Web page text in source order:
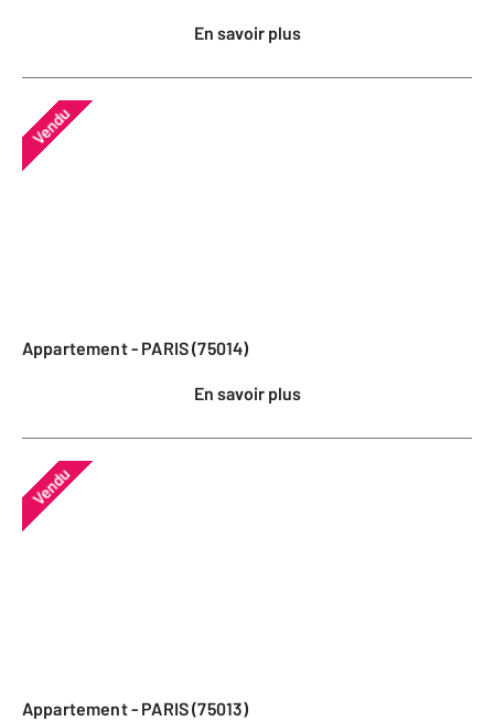
En savoir plus
Vendu
Appartement - PARIS (75014)
En savoir plus
Vendu
Appartement - PARIS (75013)